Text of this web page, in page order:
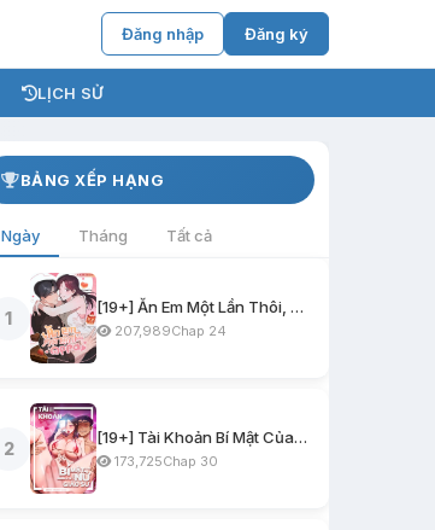
Đăng nhập Đăng ký
LỊCH SỬ
BẢNG XẾP HẠNG
Ngày Tháng Tất cả
1
[19+] Ăn Em Một Lần Thôi, Oppa
207,989Chap 24
2
[19+] Tài Khoản Bí Mật Của Nữ Giáo Sư
173,725Chap 30